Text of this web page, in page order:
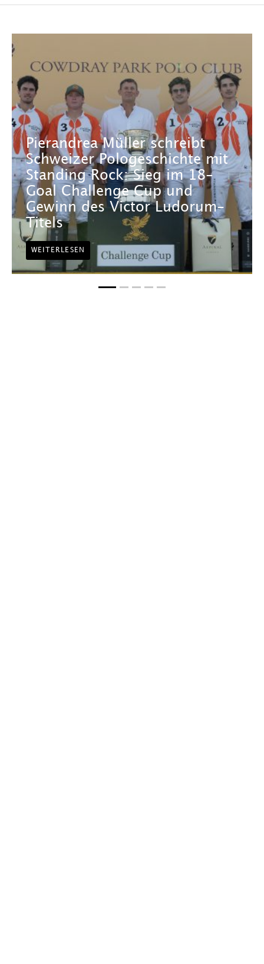
Pierandrea Müller schreibt
Schweizer Pologeschichte mit
Standing Rock: Sieg im 18-
Goal Challenge Cup und
Gewinn des Victor Ludorum-
Titels
WEITERLESEN